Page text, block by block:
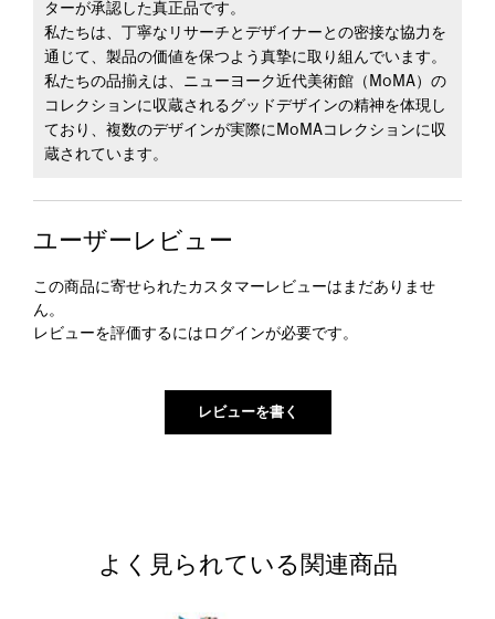
ターが承認した真正品です。
私たちは、丁寧なリサーチとデザイナーとの密接な協力を
通じて、製品の価値を保つよう真摯に取り組んでいます。
私たちの品揃えは、ニューヨーク近代美術館（MoMA）の
コレクションに収蔵されるグッドデザインの精神を体現し
ており、複数のデザインが実際にMoMAコレクションに収
蔵されています。
ユーザーレビュー
この商品に寄せられたカスタマーレビューはまだありませ
ん。
レビューを評価するには ログインが必要です。
よく見られている関連商品